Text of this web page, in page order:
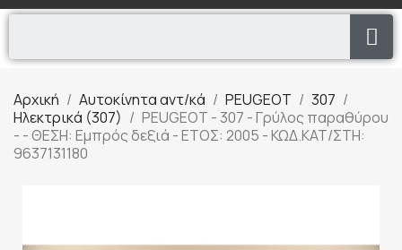
Αρχική Αυτοκίνητα αντ/κά PEUGEOT
307
Ηλεκτρικά (307)
PEUGEOT - 307 - Γρύλος παραθύρου
- - ΘΕΣΗ: Εμπρός δεξιά - ΕΤΟΣ: 2005 - ΚΩΔ.ΚΑΤ/ΣΤΗ:
9637131180